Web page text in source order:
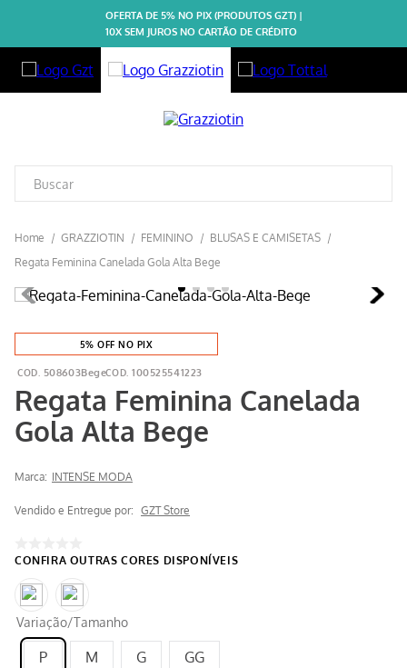
OFERTA DE 5% NO PIX (PRODUTOS GZT) |
10X SEM JUROS NO CARTÃO DE CRÉDITO
GRAZZIOTIN FEMININO
BLUSAS E CAMISETAS
Regata Feminina Canelada Gola Alta Bege
5% OFF NO PIX
508603Bege 100525541223
Regata Feminina Canelada
Gola Alta Bege
Marca: INTENSE MODA
Vendido e Entregue por: GZT Store
Variação/Tamanho
P M G GG